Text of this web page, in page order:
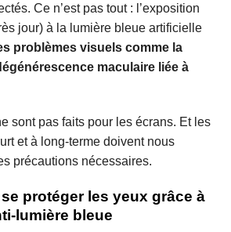
Ce n’est pas tout : l’exposition
jour) à la lumière bleue artificielle
problèmes visuels comme la
maculaire liée à
sont pas faits pour les écrans. Et les
et à long-terme doivent nous
précautions nécessaires.
protéger les yeux grâce à
lumière bleue